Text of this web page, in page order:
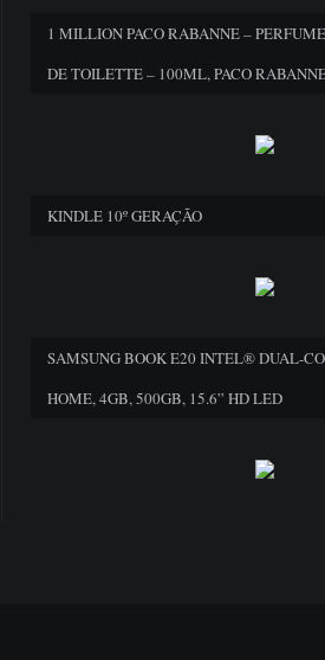
1 MILLION PACO RABANNE –
DE TOILETTE – 100ML, PACO
KINDLE 10º GERAÇÃO
SAMSUNG BOOK E20 INTEL® DUAL-
HOME, 4GB, 500GB, 15.6” HD LED